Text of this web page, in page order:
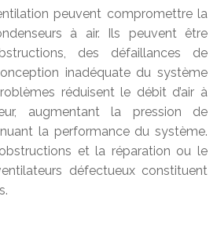
peuvent compromettre la
à air. Ils peuvent être
des défaillances de
inadéquate du système
réduisent le débit d’air à
augmentant la pression de
la performance du système.
et la réparation ou le
défectueux constituent